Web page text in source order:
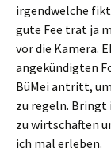
irgendwelche
gute Fee trat ja
vor die Kamera.
angekündigten
BüMei antritt,
zu regeln. Bringt
zu wirtschaften
ich mal erleben.